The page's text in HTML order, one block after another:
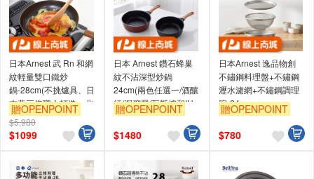
日本Arnest 武 Rn 和網
紋輕量雙口鐵炒
鍋-28cm(不挑爐具、日
本燕三條職人打造，北
海道梣木把手)
贈OPENPOINT
$5,980
$1099
日本 Arnest 鑽石蜂巢
紋不沾深型炒鍋
24cm(兩色任選一/酒釀
紅/深邃黑/瓦斯爐和IH
爐可適用）
贈OPENPOINT
$1480
日本Arnest 逸品物創
不鏽鋼料理盤+不鏽鋼
瀝水濾網+不鏽鋼調理
碗-24cm
贈OPENPOINT
$780